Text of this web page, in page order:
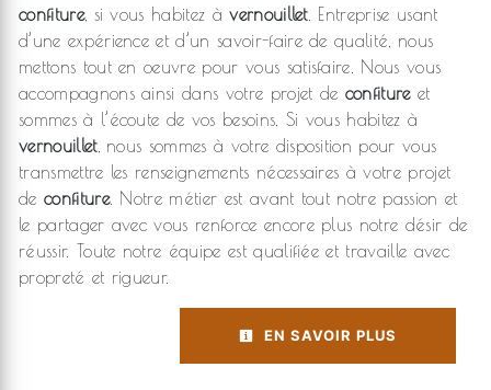
confiture, si vous habitez àvernouillet. Entreprise usant
d’une expérience et d’un savoir-faire de qualité, nous
mettons tout en oeuvre pour vous satisfaire. Nous vous
accompagnons ainsi dans votre projet de confitureet
sommes à l’écoute de vos besoins. Si vous habitez à
vernouillet, nous sommes à votre disposition pour vous
transmettre les renseignements nécessaires à votre projet
de confiture. Notre métier est avant tout notre passion et
le partager avec vous renforce encore plus notre désir de
réussir. Toute notre équipe est qualifiée et travaille avec
propreté et rigueur.
EN SAVOIR PLUS